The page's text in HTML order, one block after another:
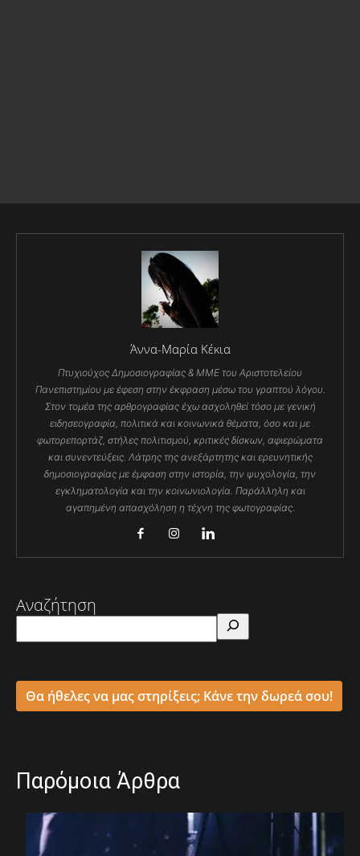
Άννα-Μαρία Κέκια
Πτυχιούχος Δημοσιογραφίας & ΜΜΕ του Αριστοτελείου
Πανεπιστημίου με έφεση στην έκφραση μέσω του γραπτού λόγου.
Στον τομέα της αρθρογραφίας έχω ασχοληθεί τόσο με γενική
ειδησεογραφία, πολιτικά και κοινωνικά θέματα, όσο και με
φωτορεπορτάζ, στήλες πολιτισμού, κριτικές δίσκων, αφιερώματα
και συνεντεύξεις. Λάτρης της ανεξάρτητης και ερευνητικής
δημοσιογραφίας με έμφαση στην ιστορία, την ψυχολογία, την
εγκληματολογία και την κοινωνιολογία. Παράλληλη και
αγαπημένη απασχόληση η τέχνη της φωτογραφίας.
Αναζήτηση
Θα ήθελες να μας στηρίξεις; Κάνε την δωρεά σου!
Παρόμοια Άρθρα